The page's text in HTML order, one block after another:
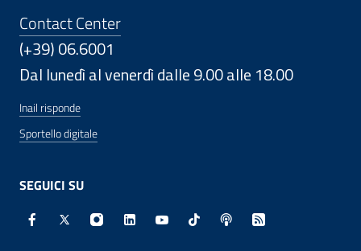
Contact Center
(+39) 06.6001
Dal lunedì al venerdì dalle 9.00 alle 18.00
Inail risponde
Sportello digitale
SEGUICI SU
Facebook - Sito esterno - Apertura in nuova finestra
X - Sito esterno - Apertura in nuova finestra
Instagram - Sito esterno - Apertura in
Linkedin - Sito esterno - Apertura in
Youtube - Sito esterno -
TikTok - Sito esterno -
Spreaker - Sito
Feed RSS -